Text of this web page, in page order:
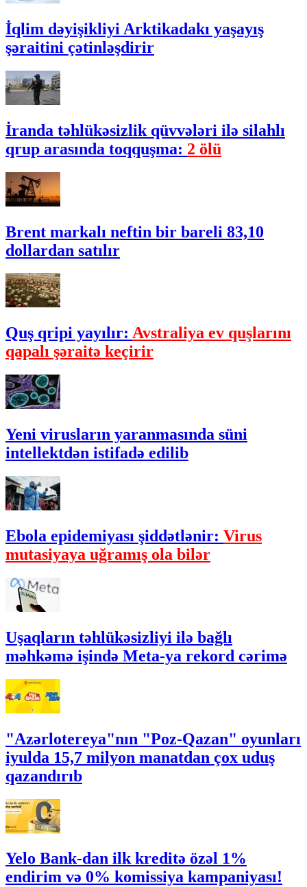
İqlim dəyişikliyi Arktikadakı yaşayış
şəraitini çətinləşdirir
İranda təhlükəsizlik qüvvələri ilə silahlı
qrup arasında toqquşma: 2 ölü
Brent markalı neftin bir bareli 83,10
dollardan satılır
Quş qripi yayılır: Avstraliya ev quşlarını
qapalı şəraitə keçirir
Yeni virusların yaranmasında süni
intellektdən istifadə edilib
Ebola epidemiyası şiddətlənir: Virus
mutasiyaya uğramış ola bilər
Uşaqların təhlükəsizliyi ilə bağlı
məhkəmə işində Meta-ya rekord cərimə
"Azərlotereya"nın "Poz-Qazan" oyunları
iyulda 15,7 milyon manatdan çox uduş
qazandırıb
Yelo Bank-dan ilk kreditə özəl 1%
endirim və 0% komissiya kampaniyası!